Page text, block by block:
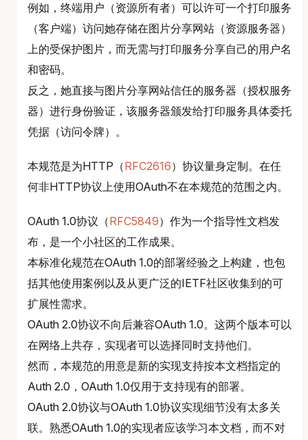
例如，终端用户（资源所有者）可以许可一个打印服务
（客户端）访问她存储在图片分享网站（资源服务器）
上的受保护图片，而无需与打印服务分享自己的用户名
和密码。
反之，她直接与图片分享网站信任的服务器（授权服务
器）进行身份验证，该服务器颁发给打印服务具体委托
凭据（访问令牌）。
本规范是为HTTP（RFC2616）协议量身定制。在任
何非HTTP协议上使用OAuth不在本规范的范围之内。
OAuth 1.0协议（RFC5849）作为一个指导性文档发
布，是一个小社区的工作成果。
本标准化规范在OAuth 1.0的部署经验之上构建，也包
括其他使用案例以及从更广泛的IETF社区收集到的可
扩展性需求。
OAuth 2.0协议不向后兼容OAuth 1.0。这两个版本可以
在网络上共存，实现者可以选择同时支持他们。
然而，本规范的用意是新的实现支持按本文档指定的
Auth 2.0，OAuth 1.0仅用于支持现有的部署。
OAuth 2.0协议与OAuth 1.0协议实现细节没有太多关
联。熟悉OAuth 1.0的实现者应该学习本文档，而不对